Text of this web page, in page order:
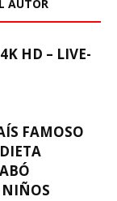
AUTOR
HD – LIVE-
FAMOSO